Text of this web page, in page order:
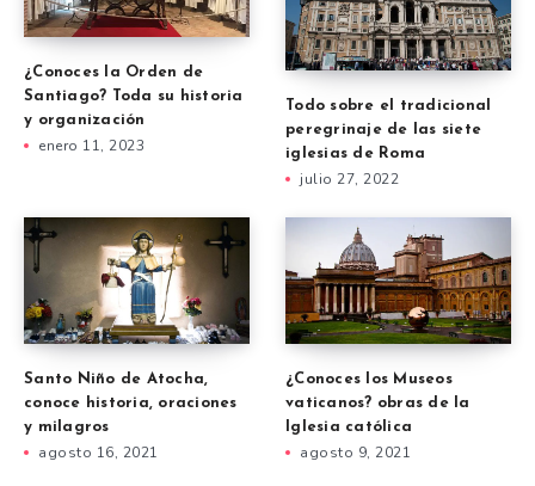
¿Conoces la Orden de
Santiago? Toda su historia
y organización
enero 11, 2023
Todo sobre el tradicional
peregrinaje de las siete
iglesias de Roma
julio 27, 2022
Santo Niño de Atocha,
conoce historia, oraciones
y milagros
agosto 16, 2021
¿Conoces los Museos
vaticanos? obras de la
Iglesia católica
agosto 9, 2021